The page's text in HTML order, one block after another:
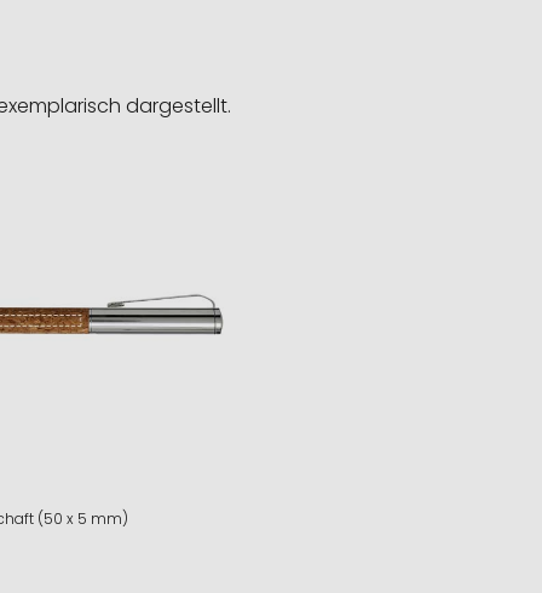
dargestellt.
(50 x 5 mm)